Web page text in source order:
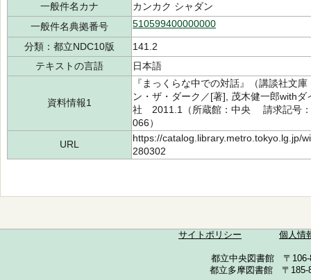
一般件名カナ
カンカク シャダン
一般件名典拠番号
510599400000000
分類：都立NDC10版
141.2
テキストの言語
日本語
資料情報1
『まっくらな中での対話』（講談社文
ン・ザ・ダーク／[著], 茂木健一郎with
社 2011.1（所蔵館：中央 請求記号
066）
URL
https://catalog.library.metro.tokyo.lg.jp/
280302
サイトポリシー 個人情
都立中央図書館 〒
都立多摩図書館 〒185-